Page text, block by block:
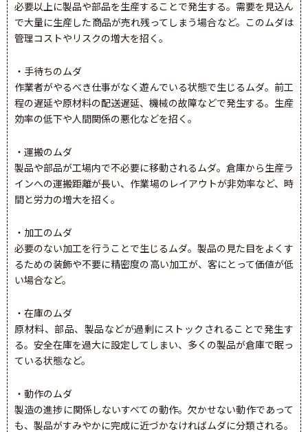
必要以上に製品や部品を生産することで発生する。需要を見込ん
で大量に生産した商品が売れ残ってしまう場合など。このムダは
管理コストやリスクの増大を招く。
・手待ちのムダ
作業者がやるべき仕事がなく遊んでいる状態で生じるムダ。前工
程の遅延や原材料の配送遅延、機械の故障などで発生する。生産
効率の低下や人間関係の悪化などを招く。
・運搬のムダ
製品や部品が工場内で不必要に移動されるムダ。倉庫から生産ラ
インへの運搬距離が長い、作業場のレイアウトが非効率など、時
間と労力の増大を招く。
・加工のムダ
必要のない加工を行うことで生じるムダ。製品の見た目をよくす
るための装飾や不要に精密度の高い加工が、客にとって価値が低
い場合など。
・在庫のムダ
原材料、部品、製品などが過剰にストックされることで発生す
る。安全在庫を過大に設定してしまい、多くの製品が倉庫で眠っ
ている状態など。
・動作のムダ
製造の進捗に関係しないすべての動作。欠かせない動作であって
も、製品がすみやかに完成に近づかなければムダに分類される。